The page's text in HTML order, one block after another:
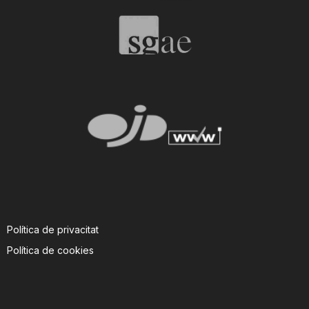
Política de privacitat
Política de cookies